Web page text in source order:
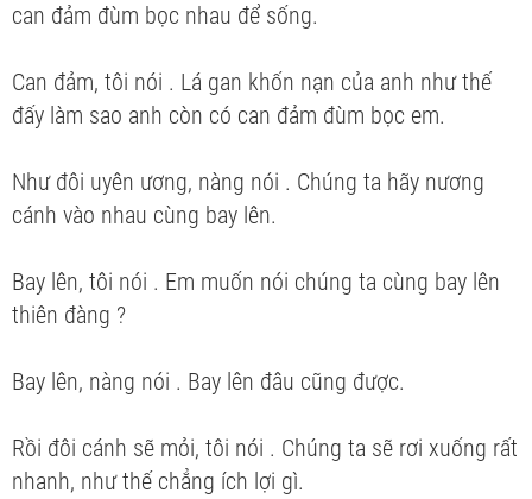
can đảm đùm bọc nhau để sống.
Can đảm, tôi nói . Lá gan khốn nạn của anh như thế
đấy làm sao anh còn có can đảm đùm bọc em.
Như đôi uyên ương, nàng nói . Chúng ta hãy nương
cánh vào nhau cùng bay lên.
Bay lên, tôi nói . Em muốn nói chúng ta cùng bay lên
thiên đàng ?
Bay lên, nàng nói . Bay lên đâu cũng được.
Rồi đôi cánh sẽ mỏi, tôi nói . Chúng ta sẽ rơi xuống rất
nhanh, như thế chẳng ích lợi gì.